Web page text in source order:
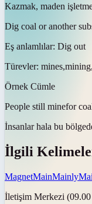
Kazmak, maden
Dig coal or another
Eş anlamlılar: Dig out
Türevler:
Örnek Cümle
People still minefor
İnsanlar hala bu
İlgili
MagnetMainMainly
İletişim Merkezi